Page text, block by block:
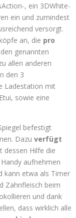
, ein 3DWhite-
ein und zumindest
versorgt.
an, die pro
genannten
allen anderen
den 3
Ladestation mit
sowie eine
befestigt
Dazu verfügt
dessen Hilfe die
aufnehmen
kann etwa als Timer
Zahnfleisch beim
und dank
dass wirklich alle